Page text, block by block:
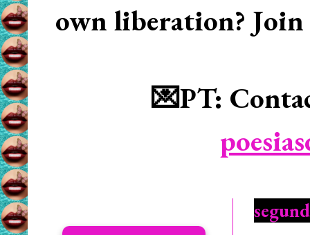
own liberation? Join
💌PT: